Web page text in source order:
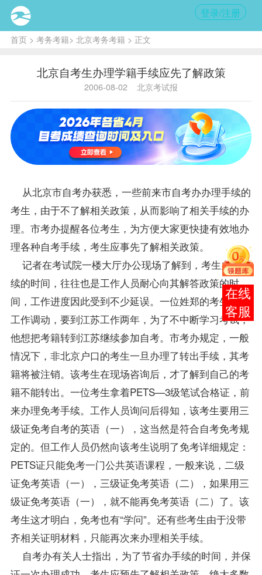
登录/注册
首页> 考务考籍> 北京考务考籍 > 正文
北京自考生办理学籍手续应先了解政策
2006-08-02 北京考试报
从北京市自考办获悉，一些前来市自考办办理手续的
考生，由于不了解相关政策 ，从而影响了相关手续的办
理。市考办提醒各位考生，为方便大家更快捷有效地办
理各种自考手续，考生应事先了解相关政策。
记者在考试院一楼大厅办公现场了解到，考生办理手
续的时间，往往也是工作人员耐心向其解答政策的时
间，工作进度因此受到不少延误。一位姓郑的考生由于
工作调动，要到江苏工作两年，为了不中断学习考试，
他想把考籍转到江苏继续参加自考。市考办规定，一般
情况下，非北京户口的考生一旦办理了转出手续，其考
籍将被注销。该考生在现场咨询后，才了解到自己的考
籍不能转出。一位考生拿着PETS—3级笔试合格证，前
来办理免考手续。工作人员询问后得知，该考生要用三
级证免考自考的英语（一） ，这当然是符合自考免考规
定的。但工作人员仍然向该考生说明了免考详细规定：
PETS证只能免考一门公共英语课程 ，一般来说，二级
证免考英语（一），三级证免考英语（二）
，如果用三
级证免考英语（一），就不能再免考英语（二）了。该
考生这才明白，免考也有“学问”。还有些考生由于没带
齐相关证明材料，只能再次来办理相关手续。
自考办有关人士指出，为了节省办手续的时间，并保
在线
客服